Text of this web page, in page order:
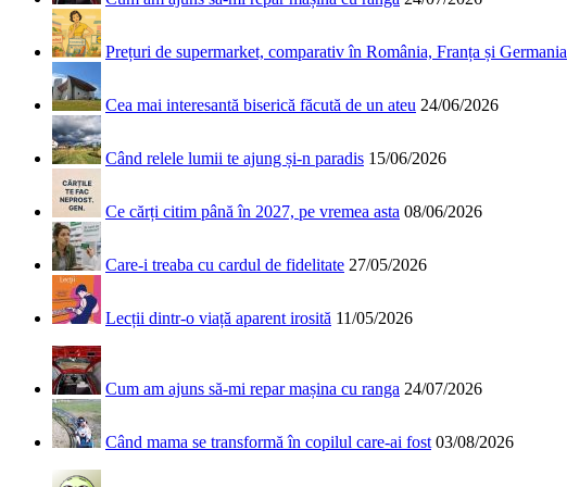
Prețuri de supermarket, comparativ în România, Franța și Germania
Cea mai interesantă biserică făcută de un ateu 24/06/2026
Când relele lumii te ajung și-n paradis 15/06/2026
Ce cărți citim până în 2027, pe vremea asta 08/06/2026
Care-i treaba cu cardul de fidelitate 27/05/2026
Lecții dintr-o viață aparent irosită 11/05/2026
Cum am ajuns să-mi repar mașina cu ranga 24/07/2026
Când mama se transformă în copilul care-ai fost 03/08/2026